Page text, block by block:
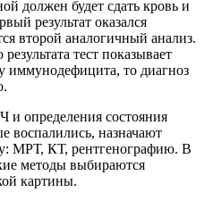
должен будет сдать кровь и
результат оказался
второй аналогичный анализ.
тест показывает
иммунодефицита, то диагноз
и определения состояния
воспалились, назначают
МРТ, КТ, рентгенографию. В
методы выбираются
картины.